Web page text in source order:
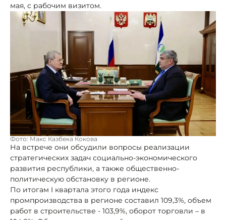
мая, с рабочим визитом.
Фото: Макс Казбека Кокова
На встрече они обсудили вопросы реализации
стратегических задач социально-экономического
развития республики, а также общественно-
политическую обстановку в регионе.
По итогам I квартала этого года индекс
промпроизводства в регионе составил 109,3%, объем
работ в строительстве - 103,9%, оборот торговли – в